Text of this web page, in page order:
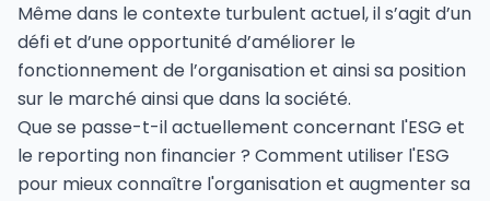
Même dans le contexte turbulent actuel, il s’agit d’un
défi et d’une opportunité d’améliorer le
fonctionnement de l’organisation et ainsi sa position
sur le marché ainsi que dans la société.
Que se passe-t-il actuellement concernant l'ESG et
le reporting non financier ? Comment utiliser l'ESG
pour mieux connaître l'organisation et augmenter sa